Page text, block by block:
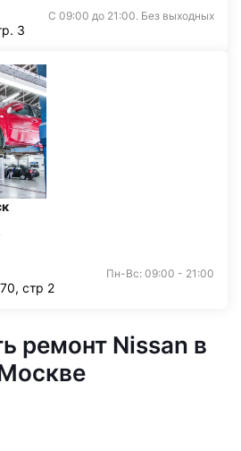
С 09:00 до 21:00. Без выходных
3
Пн-Вс: 09:00 - 21:00
стр 2
ремонт Nissan в